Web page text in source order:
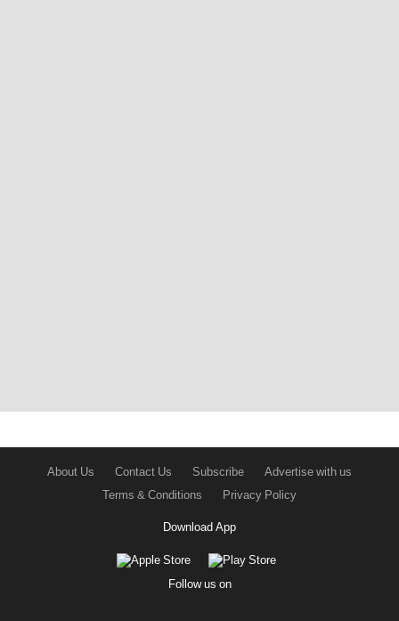
About Us Contact Us Subscribe
Advertise with us
Terms & Conditions
Privacy Policy
Download App
Follow us on